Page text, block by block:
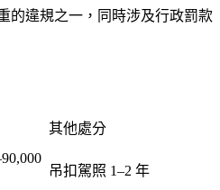
的違規之一，同時涉及行政罰款
其他處分
吊扣駕照 1–2 年